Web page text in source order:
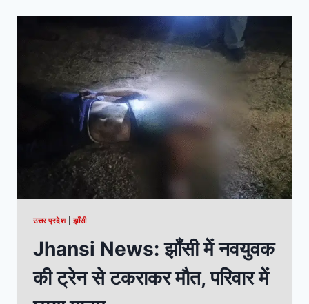
उत्तर प्रदेश|झाँसी
Jhansi News: झाँसी में नवयुवक
की ट्रेन से टकराकर मौत, परिवार में